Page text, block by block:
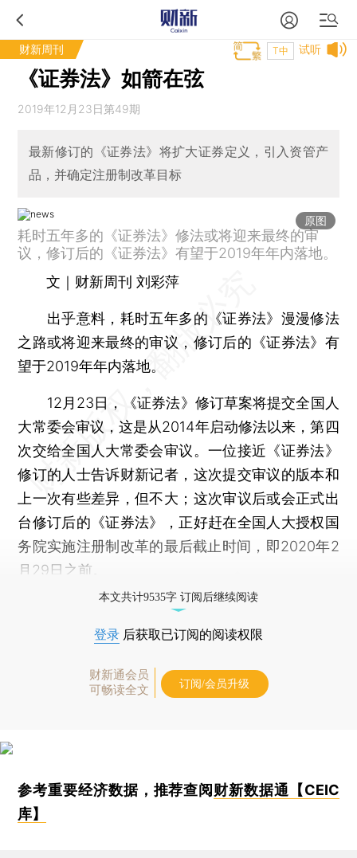
财新周刊 试听
T中
《证券法》如箭在弦
2019年12月23日第49期
最新修订的《证券法》将扩大证券定义，引入资管产
品，并确定注册制改革目标
原图
耗时五年多的《证券法》修法或将迎来最终的审
议，修订后的《证券法》有望于2019年年内落地。
文｜财新周刊 刘彩萍
出乎意料，耗时五年多的《证券法》漫漫修法
之路或将迎来最终的审议，修订后的《证券法》有
望于2019年年内落地。
12月23日，《证券法》修订草案将提交全国人
大常委会审议，这是从2014年启动修法以来，第四
次交给全国人大常委会审议。一位接近《证券法》
修订的人士告诉财新记者，这次提交审议的版本和
上一次有些差异，但不大；这次审议后或会正式出
台修订后的《证券法》，正好赶在全国人大授权国
务院实施注册制改革的最后截止时间，即2020年2
月29日之前。
本文共计9535字 订阅后继续阅读
登录 后获取已订阅的阅读权限
财新通会员
可畅读全文
订阅/会员升级
参考重要经济数据，推荐查阅 财新数据通【CEIC
库】